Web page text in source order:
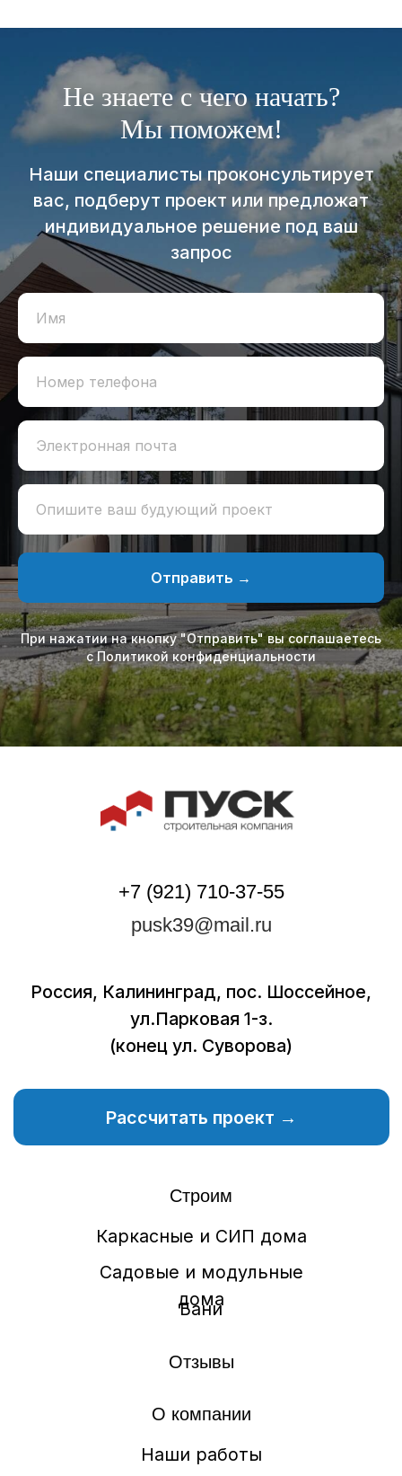
Не знаете с чего начать?
Мы поможем!
Наши специалисты проконсультирует
вас, подберут проект или предложат
индивидуальное решение под ваш
запрос
Имя
Номер телефона
Электронная почта
Опишите ваш будующий проект
Отправить →
При нажатии на кнопку "Отправить" вы соглашаетесь
с Политикой конфиденциальности